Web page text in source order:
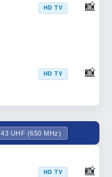
HD TV 📸
HD TV 📸
43 UHF (650 MHz)
HD TV 📸